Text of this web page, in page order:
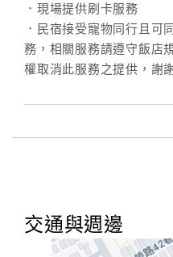
．現場提供刷卡服務
．民宿接受寵物同行且可
務，相關服務請遵守飯店
權取消此服務之提供，謝
交通與週邊